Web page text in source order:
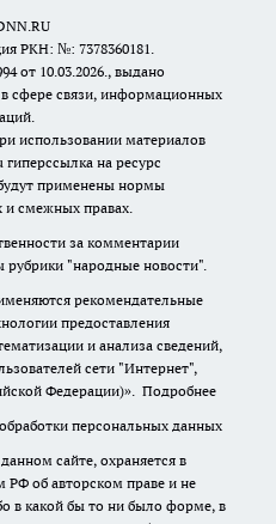
РКН: №: 7378360181.
от 10.03.2026., выдано
сфере связи, информационных
использовании материалов
на ресурс
применены нормы
и смежных правах.
за комментарии
рубрики "народные новости".
рекомендательные
предоставления
и анализа сведений,
сети "Интернет",
Федерации)». Подробнее
персональных данных
сайте, охраняется в
РФ об авторском праве и не
в какой бы то ни было форме, в